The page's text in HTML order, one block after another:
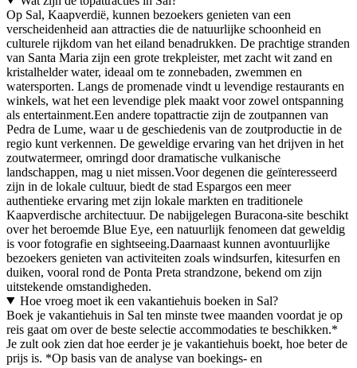
Op Sal, Kaapverdië, kunnen bezoekers genieten van een
verscheidenheid aan attracties die de natuurlijke schoonheid en
culturele rijkdom van het eiland benadrukken. De prachtige stranden
van Santa Maria zijn een grote trekpleister, met zacht wit zand en
kristalhelder water, ideaal om te zonnebaden, zwemmen en
watersporten. Langs de promenade vindt u levendige restaurants en
winkels, wat het een levendige plek maakt voor zowel ontspanning
als entertainment.Een andere topattractie zijn de zoutpannen van
Pedra de Lume, waar u de geschiedenis van de zoutproductie in de
regio kunt verkennen. De geweldige ervaring van het drijven in het
zoutwatermeer, omringd door dramatische vulkanische
landschappen, mag u niet missen.Voor degenen die geïnteresseerd
zijn in de lokale cultuur, biedt de stad Espargos een meer
authentieke ervaring met zijn lokale markten en traditionele
Kaapverdische architectuur. De nabijgelegen Buracona-site beschikt
over het beroemde Blue Eye, een natuurlijk fenomeen dat geweldig
is voor fotografie en sightseeing.Daarnaast kunnen avontuurlijke
bezoekers genieten van activiteiten zoals windsurfen, kitesurfen en
duiken, vooral rond de Ponta Preta strandzone, bekend om zijn
uitstekende omstandigheden.
Hoe vroeg moet ik een vakantiehuis boeken in Sal?
Boek je vakantiehuis in Sal ten minste twee maanden voordat je op
reis gaat om over de beste selectie accommodaties te beschikken.*
Je zult ook zien dat hoe eerder je je vakantiehuis boekt, hoe beter de
prijs is. *Op basis van de analyse van boekings- en